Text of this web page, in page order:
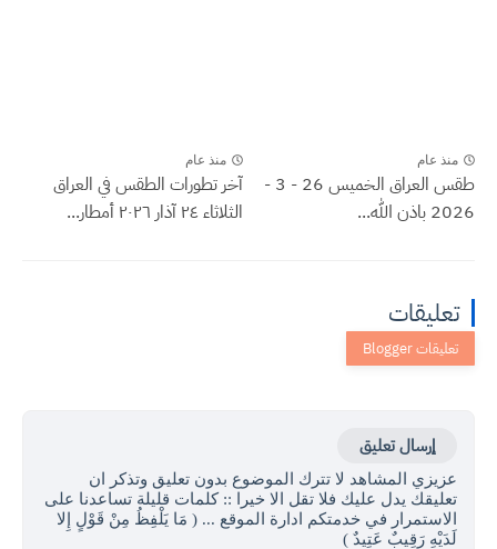
منذ عام
طقس العراق الخميس 26 - 3 -
2026 باذن الله...
منذ عام
آخر تطورات الطقس في العراق
الثلاثاء ٢٤ آذار ٢٠٢٦ أمطار...
تعليقات
إرسال تعليق
عزيزي المشاهد لا تترك الموضوع بدون تعليق وتذكر ان
تعليقك يدل عليك فلا تقل الا خيرا :: كلمات قليلة تساعدنا على
الاستمرار في خدمتكم ادارة الموقع ... ( مَا يَلْفِظُ مِنْ قَوْلٍ إِلا
لَدَيْهِ رَقِيبٌ عَتِيدٌ )